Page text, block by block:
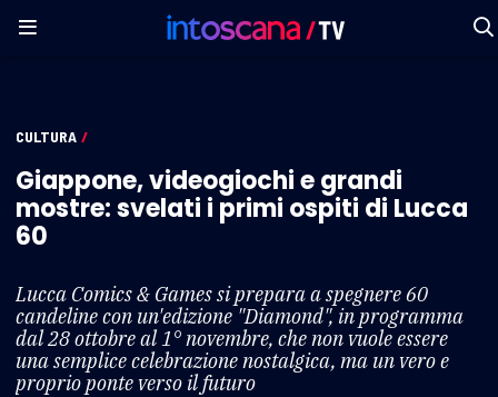
CULTURA /
Giappone, videogiochi e grandi
mostre: svelati i primi ospiti di Lucca
60
Lucca Comics & Games si prepara a spegnere 60
candeline con un'edizione "Diamond", in programma
dal 28 ottobre al 1° novembre, che non vuole essere
una semplice celebrazione nostalgica, ma un vero e
proprio ponte verso il futuro